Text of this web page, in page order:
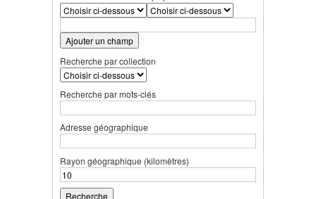
Ajouter un champ
Recherche par collection
Recherche par mots-clés
Adresse géographique
Rayon géographique (kilomètres)